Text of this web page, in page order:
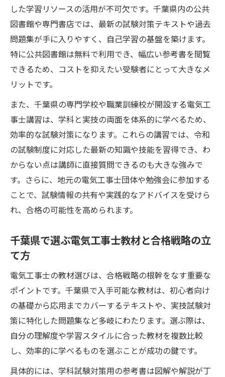
した学習リソースの活用が不可欠です。千葉県内の公共
図書館や専門書店では、最新の試験対策テキストや過去
問題集が手に入りやすく、自己学習の基盤を築けます。
特に公共図書館は無料で利用でき、幅広い参考書を閲覧
できるため、コストを抑えたい受験者にとって大きなメ
リットです。
また、千葉県の専門学校や職業訓練校が開設する電気工
事士講習は、学科と実技の両面を体系的に学べるため、
効率的な試験対策になります。これらの講習では、令和
の試験制度に対応した最新の知識や技能を習得でき、わ
からない点は講師に直接質問できるのも大きな強みで
す。さらに、地元の電気工事士団体や勉強会に参加する
ことで、試験情報の共有や実践的なアドバイスを受けら
れ、合格の可能性を高められます。
千葉県で選ぶ電気工事士教材と合格戦略の立
て方
電気工事士の教材選びは、合格戦略の根幹をなす重要な
ポイントです。千葉県で入手可能な教材は、初心者向け
の基礎から応用までカバーするテキストや、実技試験対
策に特化した問題集など多岐にわたります。選ぶ際は、
自分の理解度や学習スタイルに合った教材を複数比較
し、効率的に学べるものを選ぶことが成功の鍵です。
具体的には、学科試験対策用の参考書は図解や解説が丁